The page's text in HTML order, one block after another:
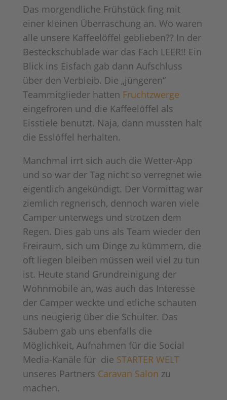
Das morgendliche Frühstück fing mit
einer kleinen Überraschung an. Wo waren
alle unsere Kaffeelöffel geblieben?? In der
Besteckschublade war das Fach LEER!! Ein
Blick ins Eisfach gab dann Aufschluss
über den Verbleib. Die „jüngeren“
Teammitglieder hatten Fruchtzwerge
eingefroren und die Kaffeelöffel als
Eisstiele benutzt. Naja, dann mussten halt
die Esslöffel herhalten.
Manchmal irrt sich auch die Wetter-App
und so war der Tag nicht so verregnet wie
eigentlich angekündigt. Der Vormittag war
ziemlich regnerisch, dennoch waren viele
Camper unterwegs und strotzen dem
Regen. Dies gab uns als Team wieder den
Freiraum, sich um Dinge zu kümmern, die
oft liegen bleiben müssen weil viel zu tun
ist. Heute stand Grundreinigung der
Wohnmobile an, was auch das Interesse
der Camper weckte und etliche schauten
uns neugierig über die Schulter. Das
Säubern gab uns ebenfalls die
Möglichkeit, Aufnahmen für die Social
Media-Kanäle für die STARTER WELT
unseres Partners Caravan Salon zu
machen.